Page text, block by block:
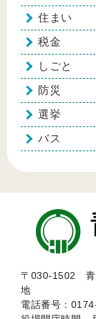
住まい
税金
しごと
防災
選挙
バス
〒030-1502 青
地
電話番号：